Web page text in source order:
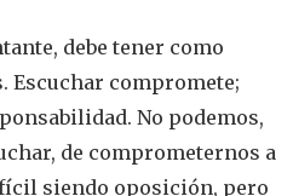
debe tener como
Escuchar compromete;
No podemos,
de comprometernos a
siendo oposición, pero